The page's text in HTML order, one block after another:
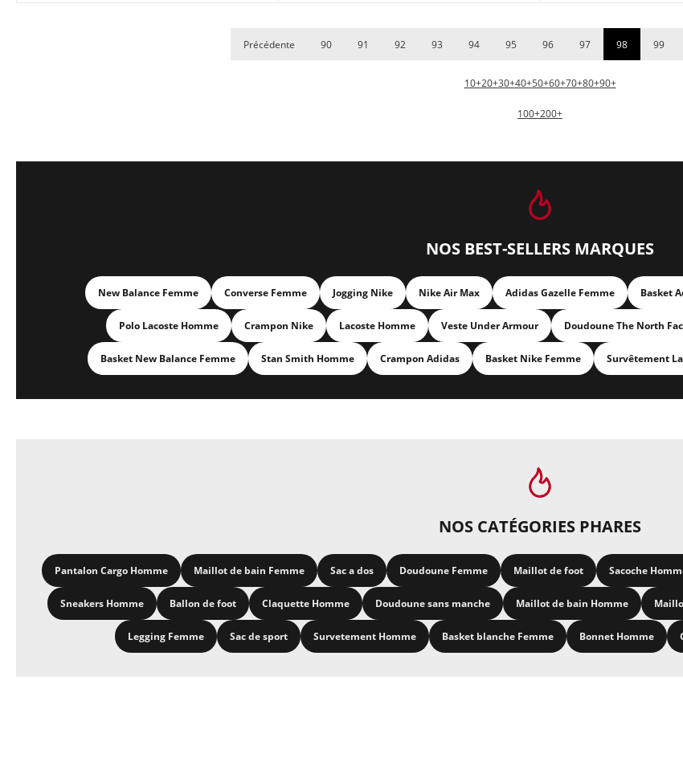
Précédente 90 91 92 93 94 95 96 97 98 99
10+20+30+40+50+60+70+80+90+
100+200+
NOS BEST-SELLERS MARQUES
New Balance Femme Converse Femme Jogging Nike Nike Air Max Adidas Gazelle Femme Basket
Polo Lacoste Homme Crampon Nike Lacoste Homme Veste Under Armour Doudoune The North
Basket New Balance Femme Stan Smith Homme Crampon Adidas Basket Nike Femme Survêtement
NOS CATÉGORIES PHARES
Pantalon Cargo Homme Maillot de bain Femme Sac a dos Doudoune Femme Maillot de foot Sacoche
Sneakers Homme Ballon de foot Claquette Homme Doudoune sans manche Maillot de bain Homme
Legging Femme Sac de sport Survetement Homme Basket blanche Femme Bonnet Homme